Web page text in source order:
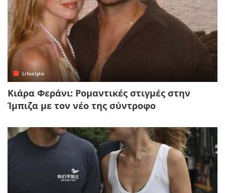
Lifestyle
Κιάρα Φεράνι: Ρομαντικές στιγμές στην
Ίμπιζα με τον νέο της σύντροφο